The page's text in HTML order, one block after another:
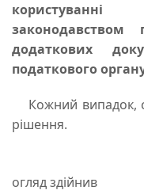
додаткових
податкового
Кожний випадок,
рішення.
огляд здійнив